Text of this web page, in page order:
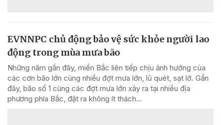
EVNNPC chủ động bảo vệ sức khỏe người lao
động trong mùa mưa bão
Những năm gần đây, miền Bắc liên tiếp chịu ảnh hưởng của
các cơn bão lớn cùng nhiều đợt mưa lớn, lũ quét, sạt lở. Gần
đây, bão số 1 cùng các đợt mưa lớn xảy ra tại nhiều địa
phương phía Bắc, đặt ra không ít thách...